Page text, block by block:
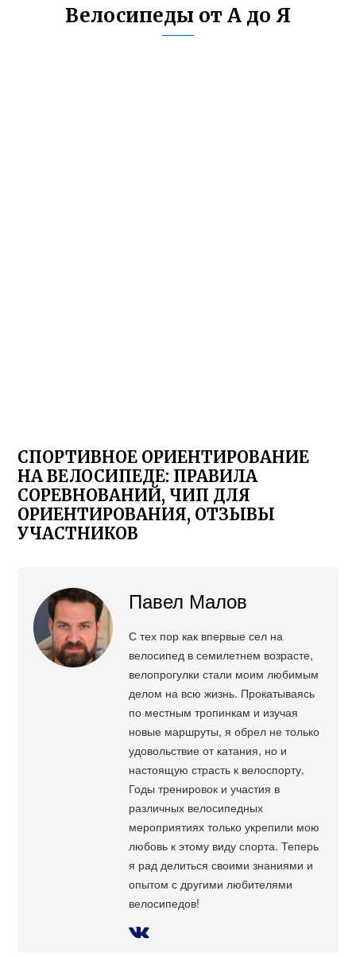
Велосипеды от А до Я
СПОРТИВНОЕ ОРИЕНТИРОВАНИЕ
НА ВЕЛОСИПЕДЕ: ПРАВИЛА
СОРЕВНОВАНИЙ, ЧИП ДЛЯ
ОРИЕНТИРОВАНИЯ, ОТЗЫВЫ
УЧАСТНИКОВ
Павел Малов
С тех пор как впервые сел на
велосипед в семилетнем возрасте,
велопрогулки стали моим любимым
делом на всю жизнь. Прокатываясь
по местным тропинкам и изучая
новые маршруты, я обрел не только
удовольствие от катания, но и
настоящую страсть к велоспорту.
Годы тренировок и участия в
различных велосипедных
мероприятиях только укрепили мою
любовь к этому виду спорта. Теперь
я рад делиться своими знаниями и
опытом с другими любителями
велосипедов!